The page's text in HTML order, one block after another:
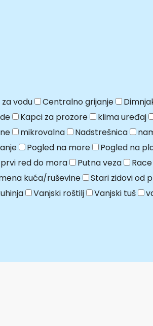
za vodu Centralno grijanje
Kapci za prozore klima uređaj
mikrovalna Nadstrešnica
Pogled na more Pogled na
prvi red do mora Putna veza Race
kuća/ruševine Stari zidovi od
Vanjski roštilj Vanjski tuš